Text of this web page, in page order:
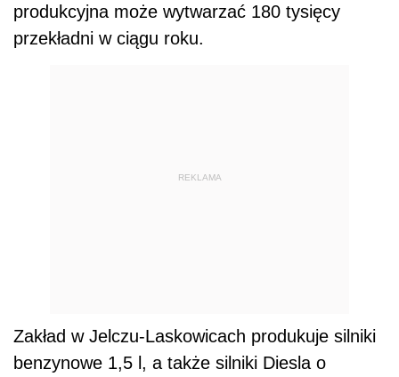
produkcyjna może wytwarzać 180 tysięcy
przekładni w ciągu roku.
REKLAMA
Zakład w Jelczu-Laskowicach produkuje silniki
benzynowe 1,5 l, a także silniki Diesla o